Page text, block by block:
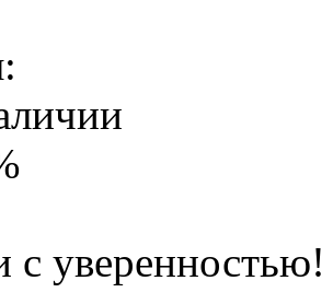
с уверенностью!